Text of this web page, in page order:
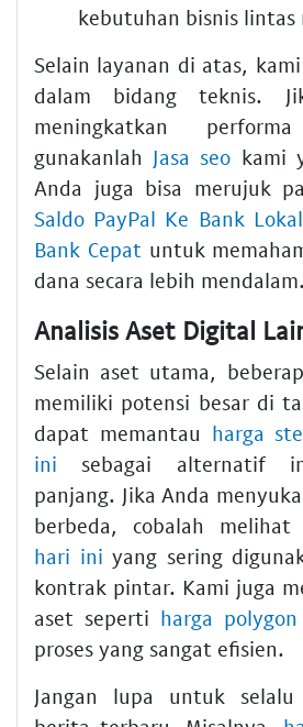
kebutuhan bisnis lintas
Selain layanan di atas,
dalam bidang teknis.
meningkatkan
gunakanlah Jasa seo kami
Anda juga bisa merujuk
Saldo PayPal Ke Bank
Bank Cepat untuk
dana secara lebih mendalam.
Analisis Aset Digital
Selain aset utama,
memiliki potensi besar di
dapat memantau harga
ini sebagai alternatif
panjang. Jika Anda
berbeda, cobalah melihat
hari ini yang sering
kontrak pintar. Kami juga
aset seperti harga
proses yang sangat efisien.
Jangan lupa untuk selalu